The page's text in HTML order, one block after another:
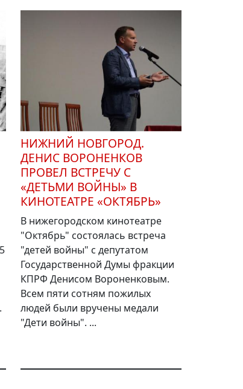
НИЖНИЙ НОВГОРОД.
ДЕНИС ВОРОНЕНКОВ
ПРОВЕЛ ВСТРЕЧУ С
«ДЕТЬМИ ВОЙНЫ» В
КИНОТЕАТРЕ «ОКТЯБРЬ»
В нижегородском кинотеатре
"Октябрь" состоялась встреча
"детей войны" с депутатом
Государственной Думы фракции
КПРФ Денисом Вороненковым.
Всем пяти сотням пожилых
людей были вручены медали
"Дети войны". ...